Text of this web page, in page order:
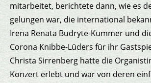
mitarbeitet, berichtete dann, wie es
gelungen war, die international
Irena Renata Budryte-Kummer und
Corona Knibbe-Lüders für ihr
Christa Sirrenberg hatte die
Konzert erlebt und war von deren